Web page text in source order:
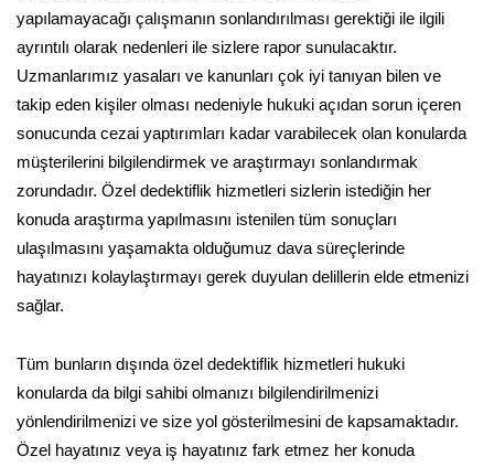
yapılamayacağı çalışmanın sonlandırılması gerektiği ile ilgili
ayrıntılı olarak nedenleri ile sizlere rapor sunulacaktır.
Uzmanlarımız yasaları ve kanunları çok iyi tanıyan bilen ve
takip eden kişiler olması nedeniyle hukuki açıdan sorun içeren
sonucunda cezai yaptırımları kadar varabilecek olan konularda
müşterilerini bilgilendirmek ve araştırmayı sonlandırmak
zorundadır. Özel dedektiflik hizmetleri sizlerin istediğin her
konuda araştırma yapılmasını istenilen tüm sonuçları
ulaşılmasını yaşamakta olduğumuz dava süreçlerinde
hayatınızı kolaylaştırmayı gerek duyulan delillerin elde etmenizi
sağlar.
Tüm bunların dışında özel dedektiflik hizmetleri hukuki
konularda da bilgi sahibi olmanızı bilgilendirilmenizi
yönlendirilmenizi ve size yol gösterilmesini de kapsamaktadır.
Özel hayatınız veya iş hayatınız fark etmez her konuda